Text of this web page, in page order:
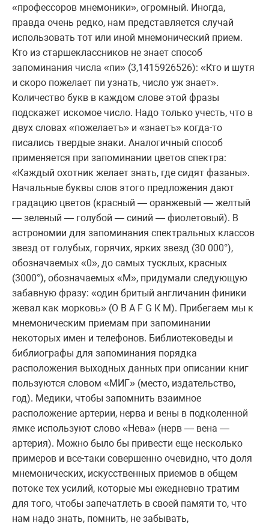
«профессоров мнемоники», огромный. Иногда,
правда очень редко, нам представляется случай
использовать тот или иной мнемонический прием.
Кто из старшеклассников не знает способ
запоминания числа «пи» (3,1415926526): «Кто и шутя
и скоро пожелает пи узнать, число уж знает».
Количество букв в каждом слове этой фразы
подскажет искомое число. Надо только учесть, что в
двух словах «пожелаетъ» и «знаетъ» когда-то
писались твердые знаки. Аналогичный способ
применяется при запоминании цветов спектра:
«Каждый охотник желает знать, где сидят фазаны».
Начальные буквы слов этого предложения дают
градацию цветов (красный — оранжевый — желтый
— зеленый — голубой — синий — фиолетовый). В
астрономии для запоминания спектральных классов
звезд от голубых, горячих, ярких звезд (30 000°),
обозначаемых «0», до самых тусклых, красных
(3000°), обозначаемых «М», придумали следующую
забавную фразу: «один бритый англичанин финики
жевал как морковь» (О В A F G К М). Прибегаем мы к
мнемоническим приемам при запоминании
некоторых имен и телефонов. Библиотековеды и
библиографы для запоминания порядка
расположения выходных данных при описании книг
пользуются словом «МИГ» (место, издательство,
год). Медики, чтобы запомнить взаимное
расположение артерии, нерва и вены в подколенной
ямке используют слово «Нева» (нерв — вена —
артерия). Можно было бы привести еще несколько
примеров и все-таки совершенно очевидно, что доля
мнемонических, искусственных приемов в общем
потоке тех усилий, которые мы ежедневно тратим
для того, чтобы запечатлеть в своей памяти то, что
нам надо знать, помнить, не забывать,